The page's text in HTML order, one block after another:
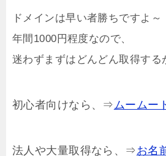
ドメインは早い者勝ちですよ～
年間1000円程度なので、
迷わずまずはどんどん取得する
初心者向けなら、⇒ムームー
法人や大量取得なら、⇒お名